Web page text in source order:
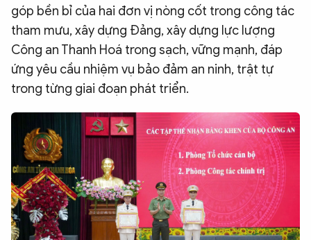
VĂN HÓA - THỂ THAO
BẠN ĐỌC & CAND
Podcast
Video Ảnh
Infographic
Chuyên trangAn ninh thế giớiVăn nghệ Công an
Chuyên đề
góp bền bỉ của hai đơn vị nòng cốt trong công tác
tham mưu, xây dựng Đảng, xây dựng lực lượng
Công an Thanh Hoá trong sạch, vững mạnh, đáp
ứng yêu cầu nhiệm vụ bảo đảm an ninh, trật tự
trong từng giai đoạn phát triển.